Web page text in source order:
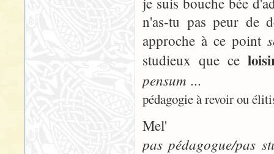
n'as-tu pas peur de
approche à ce point
studieux que ce
pensum ...
pédagogie à revoir ou
Mel'
pas pédagogue/pas